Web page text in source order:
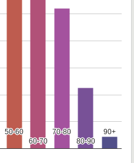
50-60
50-60
60-70
60-70
70-80
70-80
80-90
80-90
90+
90+